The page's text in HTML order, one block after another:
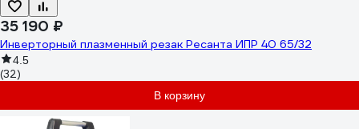
35 190 ₽
Инверторный плазменный резак Ресанта ИПР 40 65/32
4.5
(32)
В корзину